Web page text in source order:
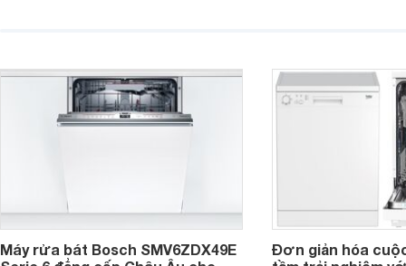
sản phẩm này mang lại nhé.
chúng tôi đi đánh
này nhé.
Máy rửa bát Bosch SMV6ZDX49E
Đơn giản hóa